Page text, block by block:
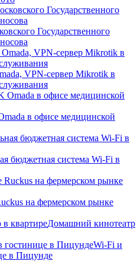
Государственного
VPN-сервер Mikrotik в
в офисе медицинской
бюджетная система Wi-Fi в
на фермерском рынке
Домашний кинотеатр
Wi-Fi и
в Пицунде